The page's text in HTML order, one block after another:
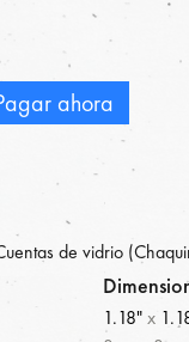
ahora
de vidrio
1.18"x